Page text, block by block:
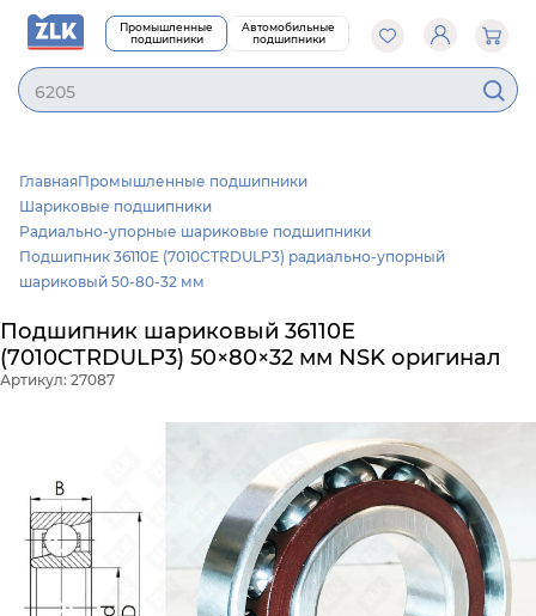
Промышленные
подшипники
Автомобильные
подшипники
6205N
ГлавнаяПромышленные подшипники
Шариковые подшипники
Радиально-упорные шариковые подшипники
Подшипник 36110Е (7010CTRDULP3) радиально-упорный
шариковый 50-80-32 мм
Подшипник шариковый 36110Е
(7010CTRDULP3) 50×80×32 мм NSK оригинал
Артикул: 27087